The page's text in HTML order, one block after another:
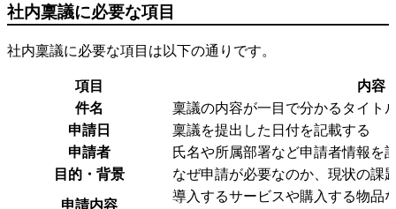
社内稟議に必要な項目
社内稟議に必要な項目は以下の通りです。
項目
内容
件名
稟議の内容が一目で分かるタイト
申請日
稟議を提出した日付を記載する
申請者
氏名や所属部署など申請者情報を
目的・背景
なぜ申請が必要なのか、現状の課
申請内容
導入するサービスや購入する物品